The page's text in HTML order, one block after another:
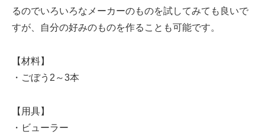
るのでいろいろなメーカーのものを試してみても良いで
すが、自分の好みのものを作ることも可能です。
【材料】
・ごぼう2～3本
【用具】
・ビューラー